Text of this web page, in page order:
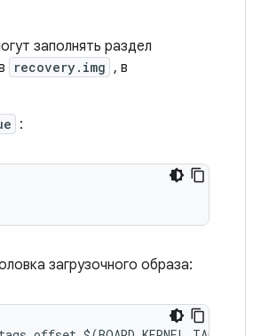
заполнять раздел
recovery.img , в
:
загрузочного образа: